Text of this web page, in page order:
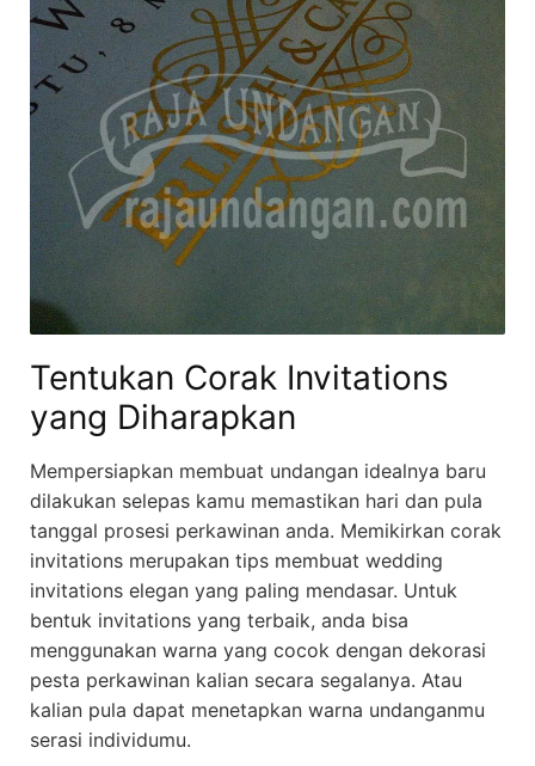
Tentukan Corak Invitations
yang Diharapkan
Mempersiapkan membuat undangan idealnya baru
dilakukan selepas kamu memastikan hari dan pula
tanggal prosesi perkawinan anda. Memikirkan corak
invitations merupakan tips membuat wedding
invitations elegan yang paling mendasar. Untuk
bentuk invitations yang terbaik, anda bisa
menggunakan warna yang cocok dengan dekorasi
pesta perkawinan kalian secara segalanya. Atau
kalian pula dapat menetapkan warna undanganmu
serasi individumu.